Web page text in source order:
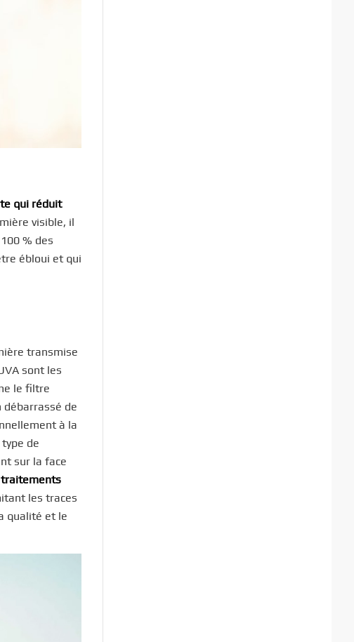
qui réduit
visible, il
% des
ébloui et qui
transmise
sont les
le filtre
de
à la
de
sur la face
traitements
les traces
qualité et le